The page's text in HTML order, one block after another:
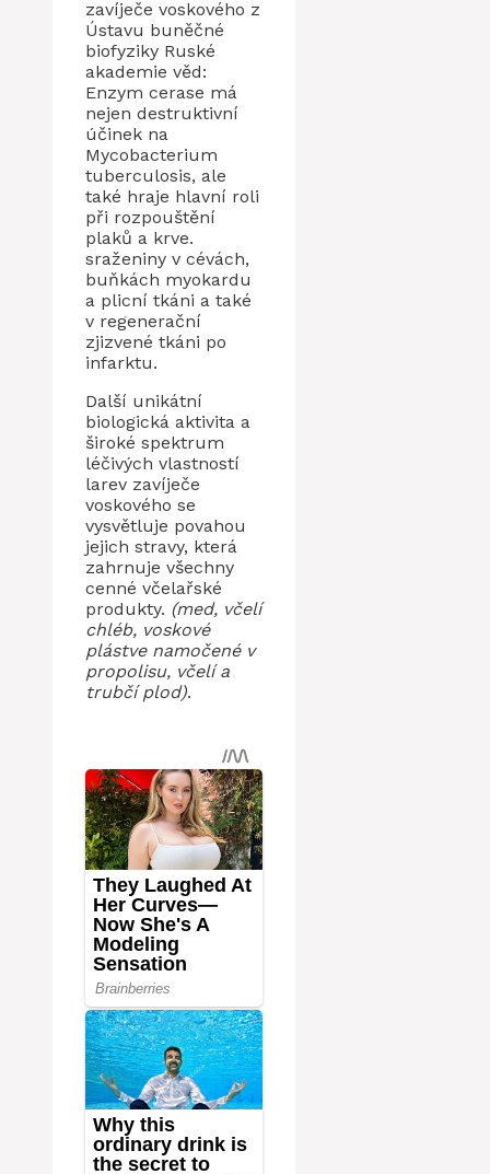
zavíječe voskového z
Ústavu buněčné
biofyziky Ruské
akademie věd:
Enzym cerase má
nejen destruktivní
účinek na
Mycobacterium
tuberculosis, ale
také hraje hlavní roli
při rozpouštění
plaků a krve.
sraženiny v cévách,
buňkách myokardu
a plicní tkáni a také
v regenerační
zjizvené tkáni po
infarktu.
Další unikátní
biologická aktivita a
široké spektrum
léčivých vlastností
larev zavíječe
voskového se
vysvětluje povahou
jejich stravy, která
zahrnuje všechny
cenné včelařské
produkty. (med, včelí
chléb, voskové
plástve namočené v
propolisu, včelí a
trubčí plod).